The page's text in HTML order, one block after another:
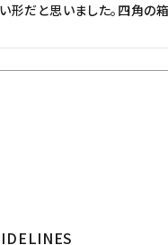
だと思いました。四角の